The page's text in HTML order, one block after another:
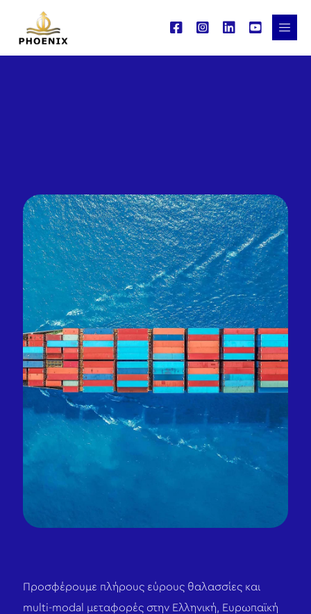
Προσφέρουμε πλήρους εύρους θαλασσίες και
multi-modal μεταφορές στην Ελληνική, Ευρωπαϊκή